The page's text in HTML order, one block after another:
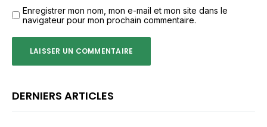
Enregistrer mon nom, mon e-mail et mon site dans le
navigateur pour mon prochain commentaire.
DERNIERS ARTICLES